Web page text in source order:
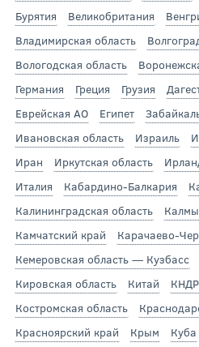
Бурятия
Великобритания
Владимирская область
Вологодская область
Германия
Греция Грузия
Еврейская АО
Египет
Ивановская область
Израиль
Иран
Иркутская область
Италия
Кабардино-Балкария
Калининградская область
Камчатский край
Карачаево-
Кемеровская область — Кузбасс
Кировская область
Китай
Костромская область
Красноярский край
Крым Куба